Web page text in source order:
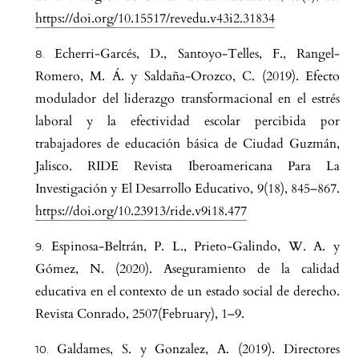
https://doi.org/10.15517/revedu.v43i2.31834
Echerri-Garcés, D., Santoyo-Telles, F., Rangel-
Romero, M. Á. y Saldaña-Orozco, C. (2019). Efecto
modulador del liderazgo transformacional en el estrés
laboral y la efectividad escolar percibida por
trabajadores de educación básica de Ciudad Guzmán,
Jalisco. RIDE Revista Iberoamericana Para La
Investigación y El Desarrollo Educativo, 9(18), 845–867.
https://doi.org/10.23913/ride.v9i18.477
Espinosa-Beltrán, P. L., Prieto-Galindo, W. A. y
Gómez, N. (2020). Aseguramiento de la calidad
educativa en el contexto de un estado social de derecho.
Revista Conrado, 2507(February), 1–9.
Galdames, S. y Gonzalez, A. (2019). Directores